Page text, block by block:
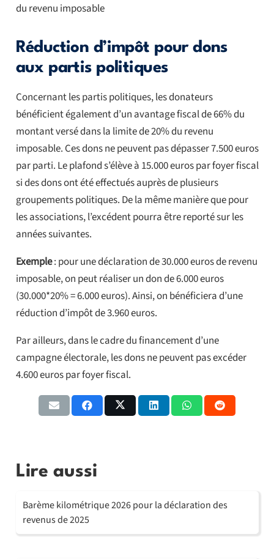
du revenu imposable
Réduction d’impôt pour dons
aux partis politiques
Concernant les partis politiques, les donateurs
bénéficient également d’un avantage fiscal de 66% du
montant versé dans la limite de 20% du revenu
imposable. Ces dons ne peuvent pas dépasser 7.500 euros
par parti. Le plafond s’élève à 15.000 euros par foyer fiscal
si des dons ont été effectués auprès de plusieurs
groupements politiques. De la même manière que pour
les associations, l’excédent pourra être reporté sur les
années suivantes.
Exemple: pour une déclaration de 30.000 euros de revenu
imposable, on peut réaliser un don de 6.000 euros
(30.000*20% = 6.000 euros). Ainsi, on bénéficiera d’une
réduction d’impôt de 3.960 euros.
Par ailleurs, dans le cadre du financement d’une
campagne électorale, les dons ne peuvent pas excéder
4.600 euros par foyer fiscal.
Lire aussi
Barème kilométrique 2026 pour la déclaration des
revenus de 2025